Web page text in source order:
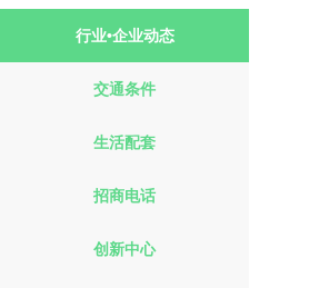
行业•企业动态
交通条件
生活配套
招商电话
创新中心